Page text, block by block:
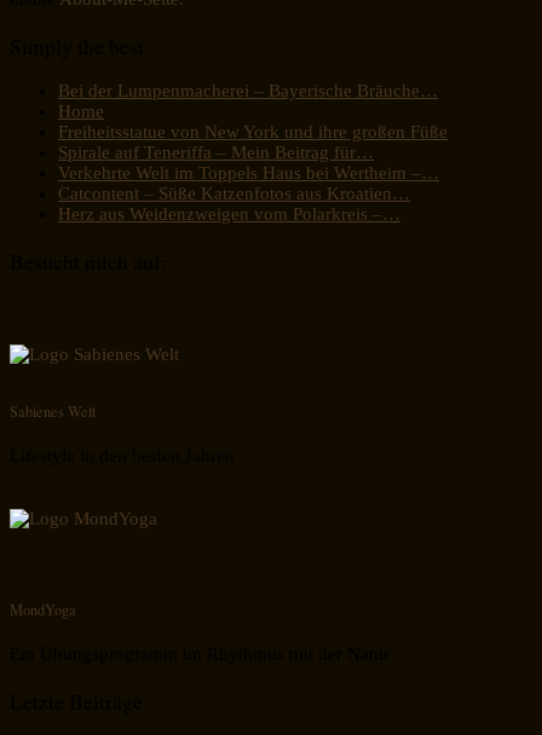
Bei der Lumpenmacherei – Bayerische Bräuche…
Home
Freiheitsstatue von New York und ihre großen Füße
Spirale auf Teneriffa – Mein Beitrag für…
Verkehrte Welt im Toppels Haus bei Wertheim –…
Catcontent – Süße Katzenfotos aus Kroatien…
Herz aus Weidenzweigen vom Polarkreis –…
Sabienes Welt
MondYoga